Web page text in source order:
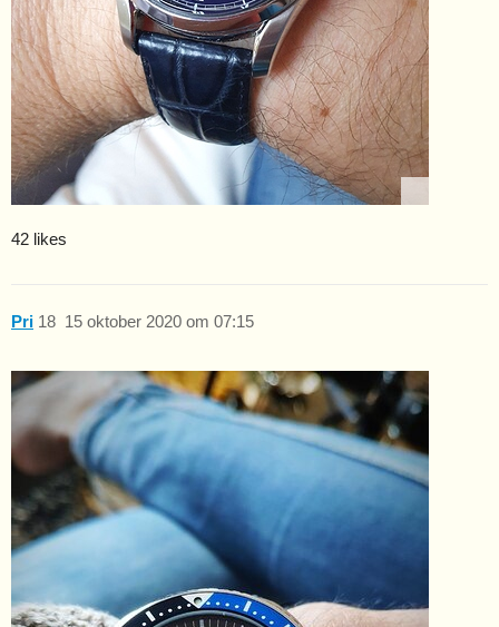
42 likes
Pri 15 oktober 2020 om 07:15
18